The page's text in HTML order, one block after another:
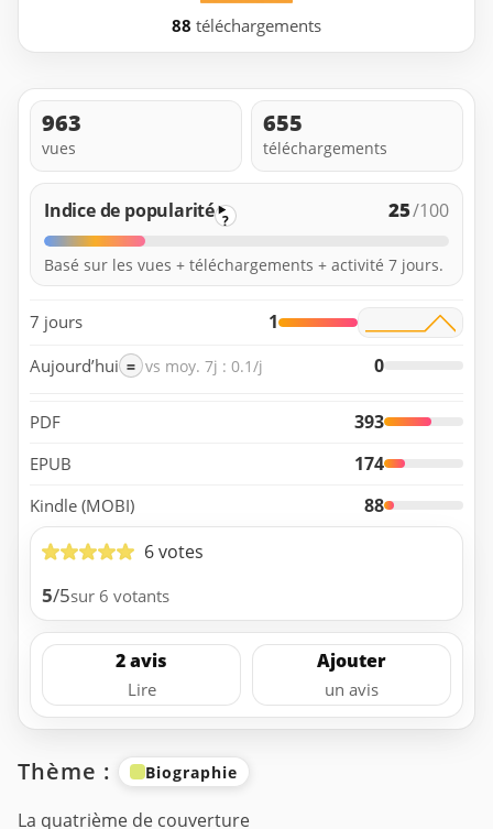
88 téléchargements
963
vues
655
téléchargements
Indice de popularité ? 25/100
Basé sur les vues + téléchargements + activité 7 jours.
7 jours 1
Aujourd’hui = vs moy. 7j : 0.1/j 0
PDF 393
EPUB 174
Kindle (MOBI)
88
6 votes
5/5sur 6 votants
2 avis
Lire
Ajouter
un avis
Thème : Biographie
La quatrième de couverture